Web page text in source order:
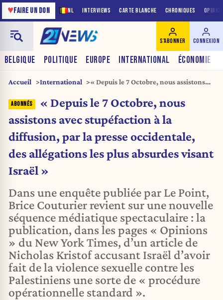
NL INTERVIEWS CARTE BLANCHE CHRONIQUES
♥FAIRE UN DON
BELGIQUE POLITIQUE EUROPE INTERNATIONAL ÉCONOMIE
S'ABONNER CONNEXION
Accueil International
« Depuis le 7 Octobre, nous assistons
presse occidentale, des allégations les
plus absurdes visant Israël »
« Depuis le 7 Octobre, nous
assistons avec stupéfaction à la
diffusion, par la presse occidentale,
des allégations les plus absurdes visant
Israël »
Dans une enquête publiée par Le Point,
Brice Couturier revient sur une nouvelle
séquence médiatique spectaculaire : la
publication, dans les pages « Opinions
» du New York Times, d’un article de
Nicholas Kristof accusant Israël d’avoir
fait de la violence sexuelle contre les
Palestiniens une sorte de « procédure
opérationnelle standard ».